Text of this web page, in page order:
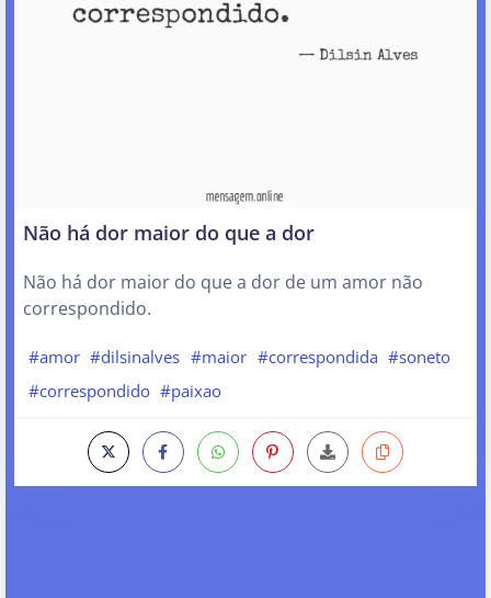
Não há dor maior do que a dor
Não há dor maior do que a dor de um amor não
correspondido.
#amor #dilsinalves #maior #correspondida #soneto
#correspondido #paixao